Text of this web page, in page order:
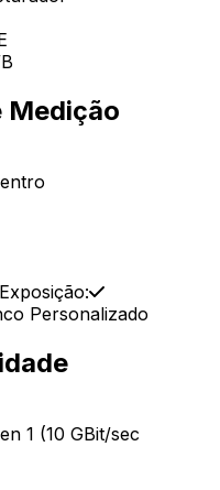
Medição
Personalizado
1 (10 GBit/sec